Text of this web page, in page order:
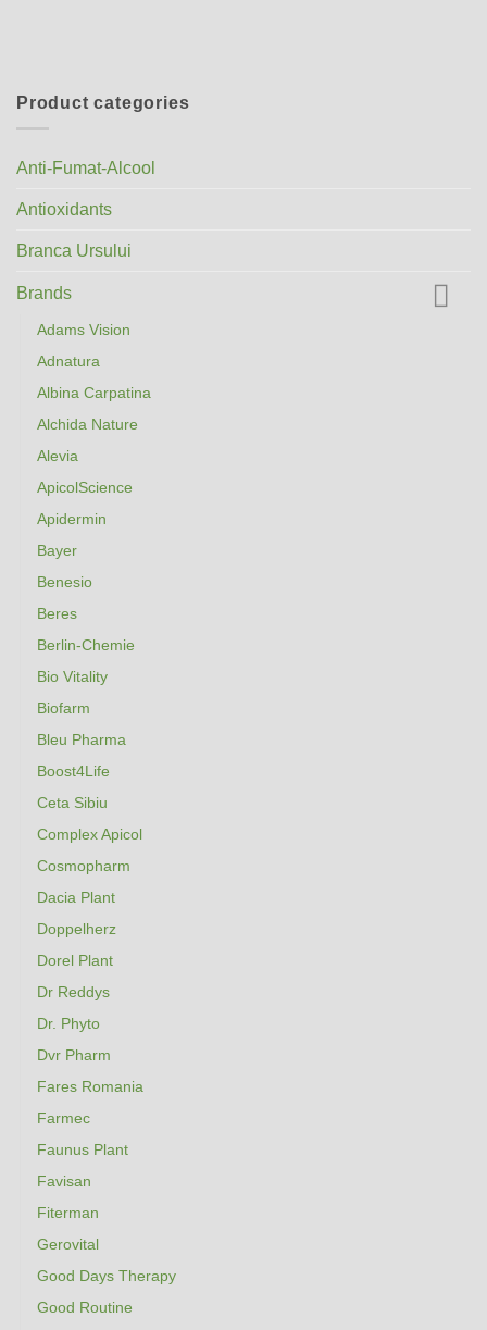
Product categories
Anti-Fumat-Alcool
Antioxidants
Branca Ursului
Brands
Adams Vision
Adnatura
Albina Carpatina
Alchida Nature
Alevia
ApicolScience
Apidermin
Bayer
Benesio
Beres
Berlin-Chemie
Bio Vitality
Biofarm
Bleu Pharma
Boost4Life
Ceta Sibiu
Complex Apicol
Cosmopharm
Dacia Plant
Doppelherz
Dorel Plant
Dr Reddys
Dr. Phyto
Dvr Pharm
Fares Romania
Farmec
Faunus Plant
Favisan
Fiterman
Gerovital
Good Days Therapy
Good Routine